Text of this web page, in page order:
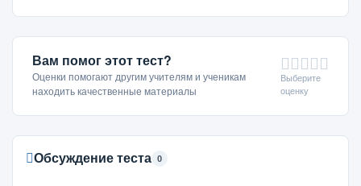
Вам помог этот тест?
Оценки помогают другим учителям и ученикам
находить качественные материалы
Выберите
оценку
Обсуждение теста 0